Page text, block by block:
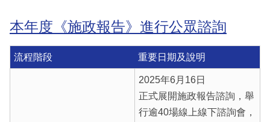
本年度《施政報告》進行公眾諮詢
流程階段 重要日期及說明
2025年6月16日
正式展開施政報告諮詢，舉
行逾40場線上線下諮詢會，